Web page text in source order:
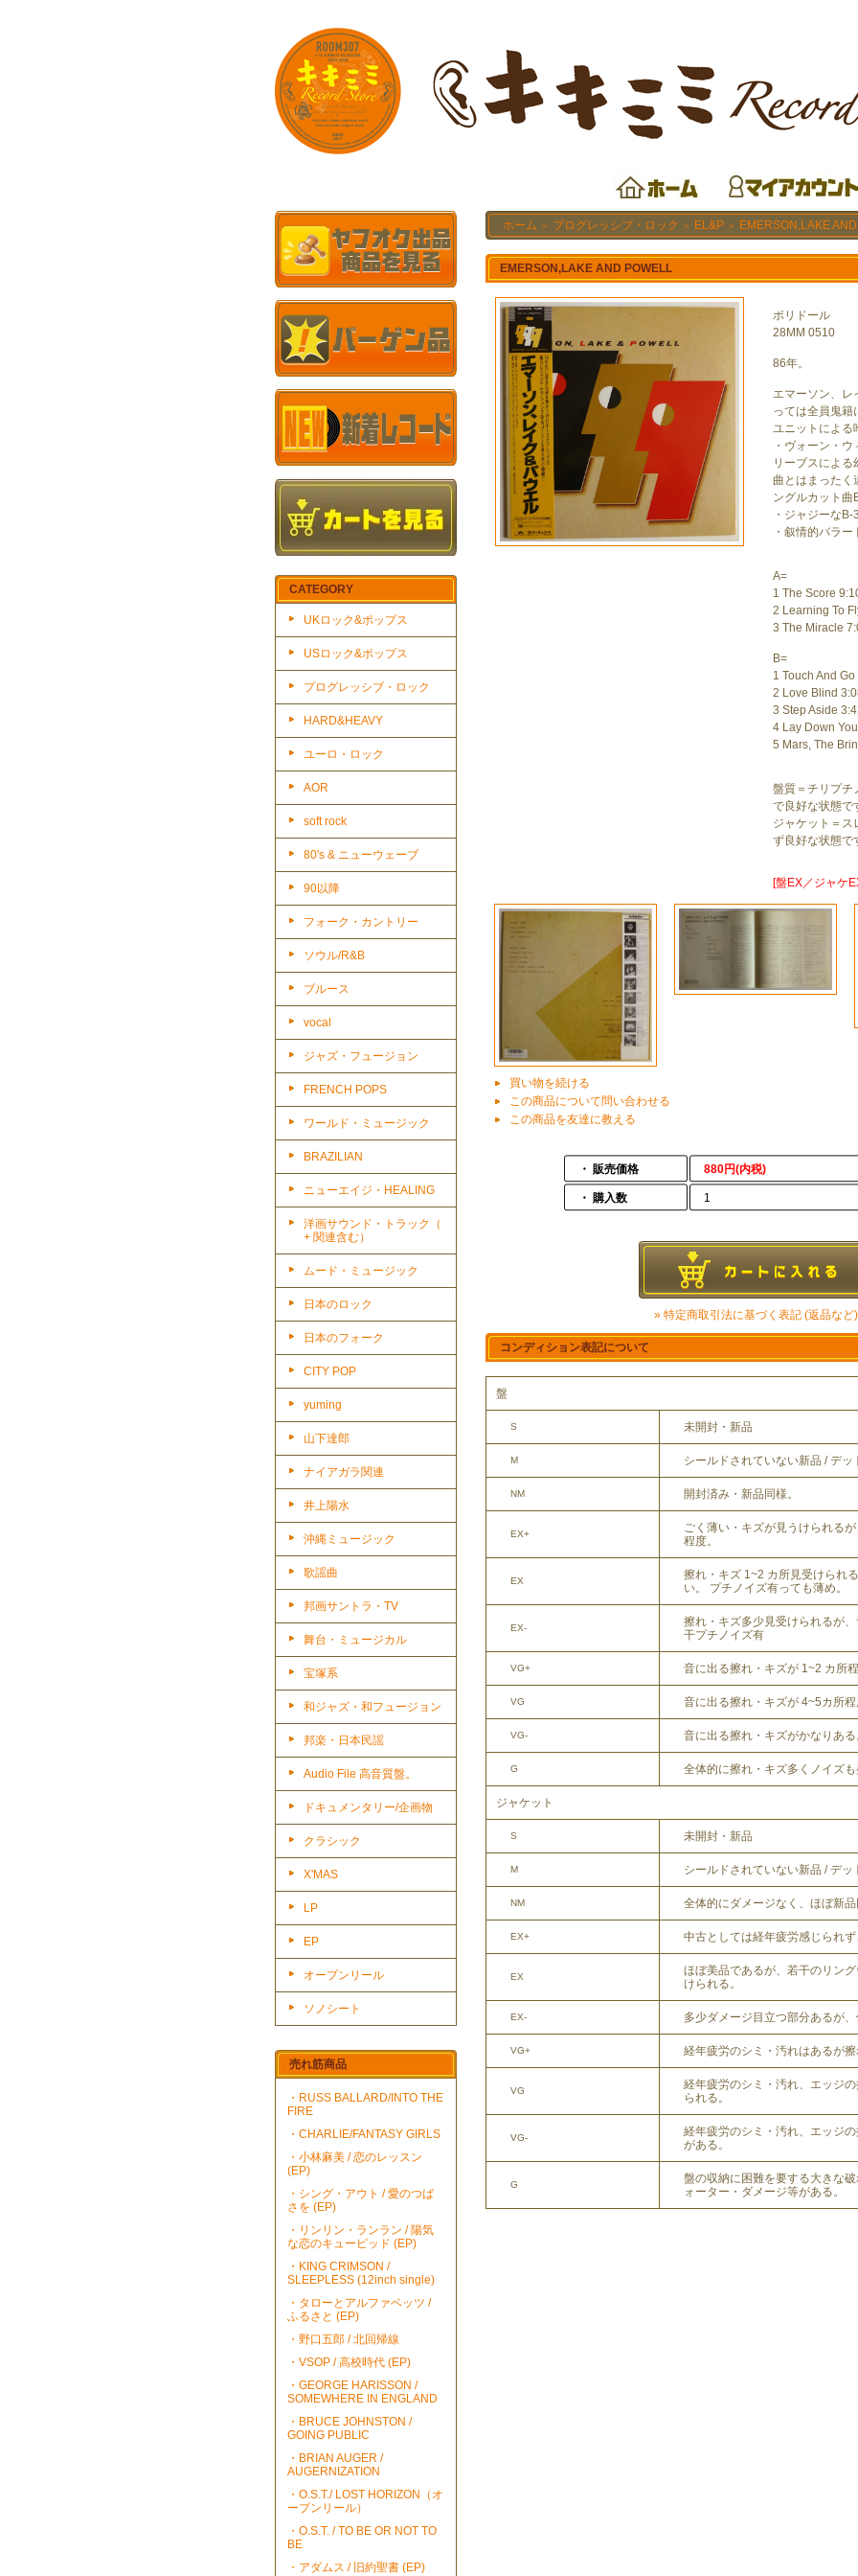
CATEGORY
UKロック&ポップス
USロック&ポップス
プログレッシブ・ロック
HARD&HEAVY
ユーロ・ロック
AOR
soft rock
80's & ニューウェーブ
90以降
フォーク・カントリー
ソウル/R&B
ブルース
vocal
ジャズ・フュージョン
FRENCH POPS
ワールド・ミュージック
BRAZILIAN
ニューエイジ・HEALING
洋画サウンド・トラック（
+ 関連含む）
ムード・ミュージック
日本のロック
日本のフォーク
CITY POP
yuming
山下達郎
ナイアガラ関連
井上陽水
沖縄ミュージック
歌謡曲
邦画サントラ・TV
舞台・ミュージカル
宝塚系
和ジャズ・和フュージョン
邦楽・日本民謡
Audio File 高音質盤。
ドキュメンタリー/企画物
クラシック
X'MAS
LP
EP
オープンリール
ソノシート
売れ筋商品
・RUSS BALLARD/INTO THE
FIRE
・CHARLIE/FANTASY GIRLS
・小林麻美 / 恋のレッスン
(EP)
・シング・アウト / 愛のつば
さを (EP)
・リンリン・ランラン / 陽気
な恋のキューピッド (EP)
・KING CRIMSON /
SLEEPLESS (12inch single)
・タローとアルファベッツ /
ふるさと (EP)
・野口五郎 / 北回帰線
・VSOP / 高校時代 (EP)
・GEORGE HARISSON /
SOMEWHERE IN ENGLAND
・BRUCE JOHNSTON /
GOING PUBLIC
・BRIAN AUGER /
AUGERNIZATION
・O.S.T./ LOST HORIZON（オ
ープンリール）
・O.S.T. / TO BE OR NOT TO
BE
・アダムス / 旧約聖書 (EP)
ホーム ＞ プログレッシブ・ロック ＞ EL&P ＞ EMERSON,LAKE
EMERSON,LAKE AND POWELL
ポリドール
28MM 0510
86年。
エマーソン、レ
っては全員鬼
ユニットによる
・ヴォーン・
リーブスによ
曲とはまったく
ングルカット曲
・ジャジーなB-
・叙情的バラー
A=
1 The Score
2 Learning To
3 The Miracle
B=
1 Touch And
2 Love Blind
3 Step Aside
4 Lay Down
5 Mars, The
盤質＝チリプチ
で良好な状態で
ジャケット＝ス
ず良好な状態で
[盤EX／ジャケ
買い物を続ける
この商品について問い合わせる
この商品を友達に教える
・ 販売価格 880円(内税)
・ 購入数 1
» 特定商取引法に基づく表記 (返品など)
コンディション表記について
盤
S 未開封・新品
M シールドされていない新品 / デッ
NM 開封済み・新品同様。
EX+
ごく薄い・キズが見うけられる
程度。
EX
擦れ・キズ 1~2 カ所見受けられ
い。 プチノイズ有っても薄め。
EX-
擦れ・キズ多少見受けられるが
干プチノイズ有
VG+ 音に出る擦れ・キズが 1~2 カ所
VG 音に出る擦れ・キズが 4~5カ所
VG- 音に出る擦れ・キズがかなりあ
G 全体的に擦れ・キズ多くノイズ
ジャケット
S 未開封・新品
M シールドされていない新品 / デッ
NM 全体的にダメージなく、ほぼ新
EX+ 中古としては経年疲労感じられ
EX
ほぼ美品であるが、若干のリン
けられる。
EX- 多少ダメージ目立つ部分あるが
VG+ 経年疲労のシミ・汚れはあるが
VG
経年疲労のシミ・汚れ、エッジ
られる。
VG-
経年疲労のシミ・汚れ、エッジ
がある。
G
盤の収納に困難を要する大きな
ォーター・ダメージ等がある。